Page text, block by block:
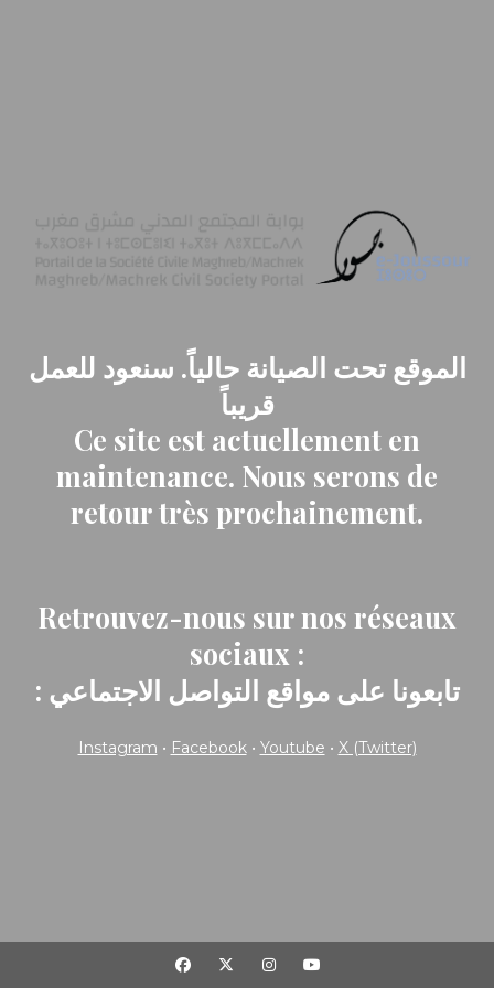
الموقع تحت الصيانة حالياً. سنعود للعمل
قريباً
Ce site est actuellement en
maintenance. Nous serons de
retour très prochainement.
Retrouvez-nous sur nos réseaux
sociaux :
: تابعونا على مواقع التواصل الاجتماعي
Instagram • Facebook• Youtube • X (Twitter)